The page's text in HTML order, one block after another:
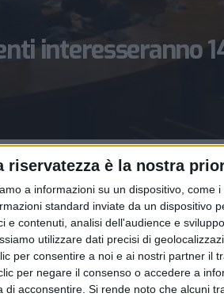
riservatezza è la nostra
a informazioni su un dispositivo, come
standard inviate da un dispositivo
e contenuti, analisi dell'audience e
utilizzare dati precisi di
per consentire a noi e ai nostri partner il
per negare il consenso o accedere a
acconsentire. Si rende noto che alcuni
interesseranno
LOGISTICA
23 SETTEMBRE 2025